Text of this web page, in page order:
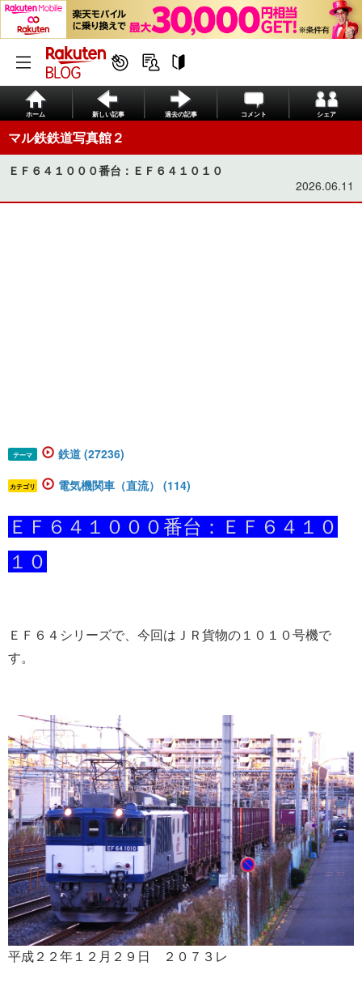
ホーム 新しい記事 過去の記事 コメント シェア
マル鉄鉄道写真館２
ＥＦ６４１０００番台：ＥＦ６４１０１０
2026.06.11
テーマ 鉄道 (27236)
カテゴリ 電気機関車（直流） (114)
ＥＦ６４１０００番台：ＥＦ６４１０
１０
ＥＦ６４シリーズで、今回はＪＲ貨物の１０１０号機で
す。
平成２２年１２月２９日 ２０７３レ